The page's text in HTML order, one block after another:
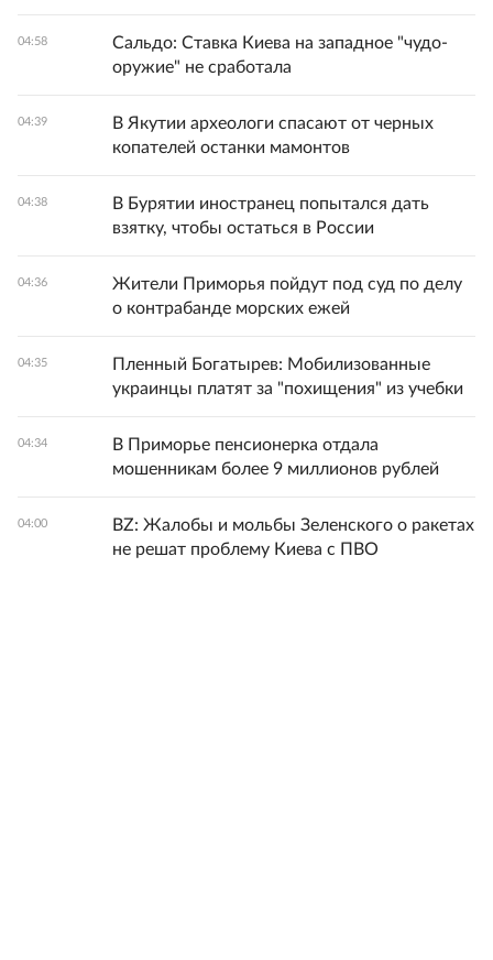
04:58
Сальдо: Ставка Киева на западное "чудо-
оружие" не сработала
04:39
В Якутии археологи спасают от черных
копателей останки мамонтов
04:38
В Бурятии иностранец попытался дать
взятку, чтобы остаться в России
04:36
Жители Приморья пойдут под суд по делу
о контрабанде морских ежей
04:35
Пленный Богатырев: Мобилизованные
украинцы платят за "похищения" из учебки
04:34
В Приморье пенсионерка отдала
мошенникам более 9 миллионов рублей
04:00
BZ: Жалобы и мольбы Зеленского о ракетах
не решат проблему Киева с ПВО